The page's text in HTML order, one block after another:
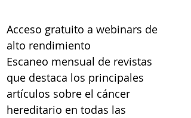
Acceso gratuito a webinars de
alto rendimiento
Escaneo mensual de revistas
que destaca los principales
artículos sobre el cáncer
hereditario en todas las